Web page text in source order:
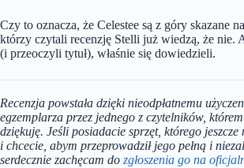
Czy to oznacza, że Celestee są z góry skazane
którzy czytali recenzję Stelli już wiedzą, że nie.
(i przeoczyli tytuł), właśnie się dowiedzieli.
Recenzja powstała dzięki nieodpłatnemu
egzemplarza przez jednego z czytelników,
dziękuję. Jeśli posiadacie sprzęt, którego jeszcze
i chcecie, abym przeprowadził jego pełną i
serdecznie zachęcam do zgłoszenia go na